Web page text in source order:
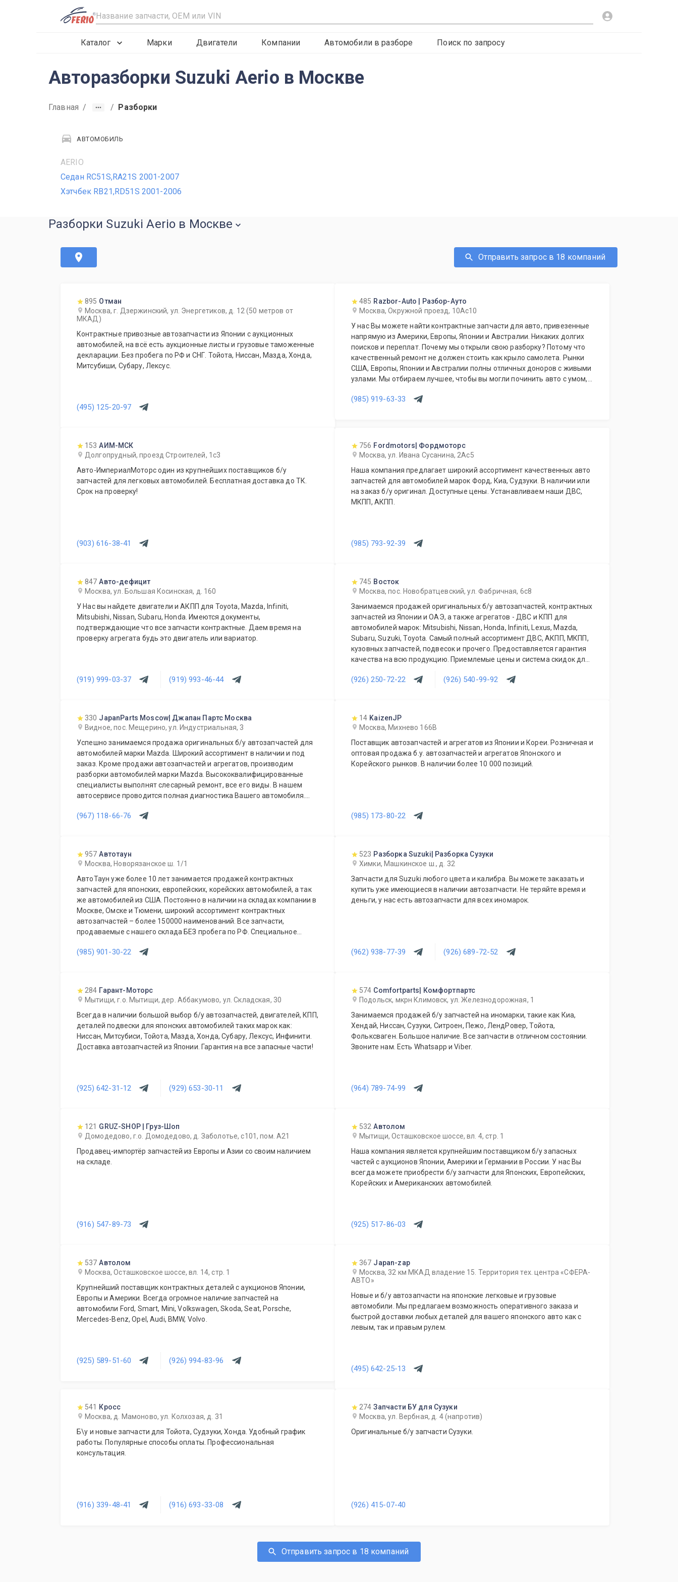
R
Каталог Марки Двигатели Компании Автомобили в разборе Поиск по запросу
Авторазборки Suzuki Aerio в Москве
Главная / / Разборки
АВТОМОБИЛЬ
AERIO
Седан RC51S,RA21S 2001-2007
Хэтчбек RB21,RD51S 2001-2006
Разборки Suzuki Aerio в Москве
Отправить запрос в 18 компаний
895 Отман
Москва, г. Дзержинский, ул. Энергетиков, д. 12 (50 метров от
МКАД)
Контрактные привозные автозапчасти из Японии с аукционных
автомобилей, на всё есть аукционные листы и грузовые таможенные
декларации. Без пробега по РФ и СНГ. Тойота, Ниссан, Мазда, Хонда,
Митсубиши, Субару, Лексус.
(495) 125-20-97
485 Razbor-Auto | Разбор-Ауто
Москва, Окружной проезд, 10Ас10
У нас Вы можете найти контрактные запчасти для авто, привезенные
напрямую из Америки, Европы, Японии и Австралии. Никаких долгих
поисков и переплат. Почему мы открыли свою разборку? Потому что
качественный ремонт не должен стоить как крыло самолета. Рынки
США, Европы, Японии и Австралии полны отличных доноров с живыми
узлами. Мы отбираем лучшее, чтобы вы могли починить авто с умом, а
(985) 919-63-33
153 АИМ-МСК
Долгопрудный, проезд Строителей, 1с3
Авто-ИмпериалМоторс один из крупнейших поставщиков б/у
запчастей для легковых автомобилей. Бесплатная доставка до ТК.
Срок на проверку!
(903) 616-38-41
756 Fordmotors| Фордмоторс
Москва, ул. Ивана Сусанина, 2Ас5
Наша компания предлагает широкий ассортимент качественных авто
запчастей для автомобилей марок Форд, Киа, Судзуки. В наличии или
на заказ б/у оригинал. Доступные цены. Устанавливаем наши ДВС,
МКПП, АКПП.
(985) 793-92-39
847 Авто-дефицит
Москва, ул. Большая Косинская, д. 160
У Нас вы найдете двигатели и АКПП для Toyota, Mazda, Infiniti,
Mitsubishi, Nissan, Subaru, Honda. Имеются документы,
подтверждающие что все запчасти контрактные. Даем время на
проверку агрегата будь это двигатель или вариатор.
(919) 999-03-37 (919) 993-46-44
745 Восток
Москва, пос. Новобратцевский, ул. Фабричная, 6с8
Занимаемся продажей оригинальных б/у автозапчастей, контрактных
запчастей из Японии и ОАЭ, а также агрегатов - ДВС и КПП для
автомобилей марок: Mitsubishi, Nissan, Honda, Infiniti, Lexus, Mazda,
Subaru, Suzuki, Toyota. Самый полный ассортимент ДВС, АКПП, МКПП,
кузовных запчастей, подвесок и прочего. Предоставляется гарантия
качества на всю продукцию. Приемлемые цены и система скидок для
ежедневно!
(926) 250-72-22 (926) 540-99-92
330 JapanParts Moscow| Джапан Партс Москва
Видное, пос. Мещерино, ул. Индустриальная, 3
Успешно занимаемся продажа оригинальных б/у автозапчастей для
автомобилей марки Mazda. Широкий ассортимент в наличии и под
заказ. Кроме продажи автозапчастей и агрегатов, производим
разборки автомобилей марки Mazda. Высококвалифицированные
специалисты выполнят слесарный ремонт, все его виды. В нашем
автосервисе проводится полная диагностика Вашего автомобиля.
также дополнительное оборудование для Вашего автомобиля.
(967) 118-66-76
14 KaizenJP
Москва, Михнево 166В
Поставщик автозапчастей и агрегатов из Японии и Кореи. Розничная и
оптовая продажа б.у. автозапчастей и агрегатов Японского и
Корейского рынков. В наличии более 10 000 позиций.
(985) 173-80-22
957 Автотаун
Москва, Новорязанское ш. 1/1
АвтоТаун уже более 10 лет занимается продажей контрактных
запчастей для японских, европейских, корейских автомобилей, а так
же автомобилей из США. Постоянно в наличии на складах компании в
Москве, Омске и Тюмени, широкий ассортимент контрактных
автозапчастей – более 150000 наименований. Все запчасти,
продаваемые с нашего склада БЕЗ пробега по РФ. Специальное
(985) 901-30-22
523 Разборка Suzuki| Разборка Сузуки
Химки, Машкинское ш., д. 32
Запчасти для Suzuki любого цвета и калибра. Вы можете заказать и
купить уже имеющиеся в наличии автозапчасти. Не теряйте время и
деньги, у нас есть автозапчасти для всех иномарок.
(962) 938-77-39 (926) 689-72-52
284 Гарант-Моторс
Мытищи, г.о. Мытищи, дер. Аббакумово, ул. Складская, 30
Всегда в наличии большой выбор б/у автозапчастей, двигателей, КПП,
деталей подвески для японских автомобилей таких марок как:
Ниссан, Митсубиси, Тойота, Мазда, Хонда, Субару, Лексус, Инфинити.
Доставка автозапчастей из Японии. Гарантия на все запасные части!
(925) 642-31-12 (929) 653-30-11
574 Comfortparts| Комфортпартс
Подольск, мкрн Климовск, ул. Железнодорожная, 1
Занимаемся продажей б/у запчастей на иномарки, такие как Киа,
Хендай, Ниссан, Сузуки, Ситроен, Пежо, ЛендРовер, Тойота,
Фольксваген. Большое наличие. Все запчасти в отличном состоянии.
Звоните нам. Есть Whatsapp и Viber.
(964) 789-74-99
121 GRUZ-SHOP | Груз-Шоп
Домодедово, г.о. Домодедово, д. Заболотье, с101, пом. А21
Продавец-импортёр запчастей из Европы и Азии со своим наличием
на складе.
(916) 547-89-73
532 Автолом
Мытищи, Осташковское шоссе, вл. 4, стр. 1
Наша компания является крупнейшим поставщиком б/у запасных
частей с аукционов Японии, Америки и Германии в России. У нас Вы
всегда можете приобрести б/у запчасти для Японских, Европейских,
Корейских и Американских автомобилей.
(925) 517-86-03
537 Автолом
Москва, Осташковское шоссе, вл. 14, стр. 1
Крупнейший поставщик контрактных деталей с аукционов Японии,
Европы и Америки. Всегда огромное наличие запчастей на
автомобили Ford, Smart, Mini, Volkswagen, Skoda, Seat, Porsche,
Mercedes-Benz, Opel, Audi, BMW, Volvo.
(925) 589-51-60 (926) 994-83-96
367 Japan-zap
Москва, 32 км МКАД владение 15. Территория тех. центра «СФЕРА-
АВТО»
Новые и б/у автозапчасти на японские легковые и грузовые
автомобили. Мы предлагаем возможность оперативного заказа и
быстрой доставки любых деталей для вашего японского авто как с
левым, так и правым рулем.
(495) 642-25-13
541
Кросс
Москва, д. Мамоново, ул. Колхозая, д. 31
Б\у и новые запчасти для Тойота, Судзуки, Хонда. Удобный график
работы. Популярные способы оплаты. Профессиональная
консультация.
(916) 339-48-41 (916) 693-33-08
274 Запчасти БУ для Сузуки
Москва, ул. Вербная, д. 4 (напротив)
Оригинальные б/у запчасти Сузуки.
(926) 415-07-40
Отправить запрос в 18 компаний